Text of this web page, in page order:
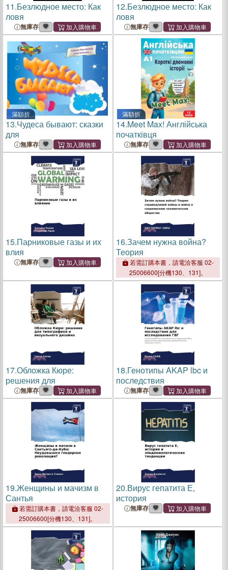
11.Безлюдное место: Как
ловя
無庫存
12.Безлюдное место: Как
ловя
無庫存
滿額折
13.Чудеса бывают: сказки
для
無庫存
滿額折
14.Meet Max! Англійська
початківця
無庫存
15.Парниковые газы и их
влия
無庫存
16.Зачем нужна война?
Теория
若需訂購本書，請電洽客服 02-
25006600[分機130、131]。
17.Обложка Кюре:
решения для
無庫存
18.Генотипы AKAP lbc и
последствия
無庫存
19.Женщины и мачизм в
Сантья
若需訂購本書，請電洽客服 02-
25006600[分機130、131]。
20.Вирус гепатита Е,
история
無庫存